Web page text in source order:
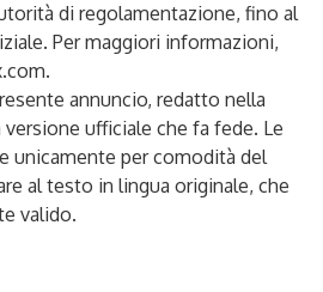
di regolamentazione, fino al
Per maggiori informazioni,
.
annuncio, redatto nella
ufficiale che fa fede. Le
unicamente per comodità del
al testo in lingua originale, che
valido.